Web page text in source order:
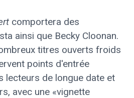
comportera des
ainsi que Becky Cloonan.
titres ouverts froids
points d'entrée
lecteurs de longue date et
avec une «vignette